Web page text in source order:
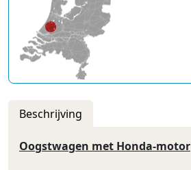
Beschrijving
Oogstwagen met Honda-motor